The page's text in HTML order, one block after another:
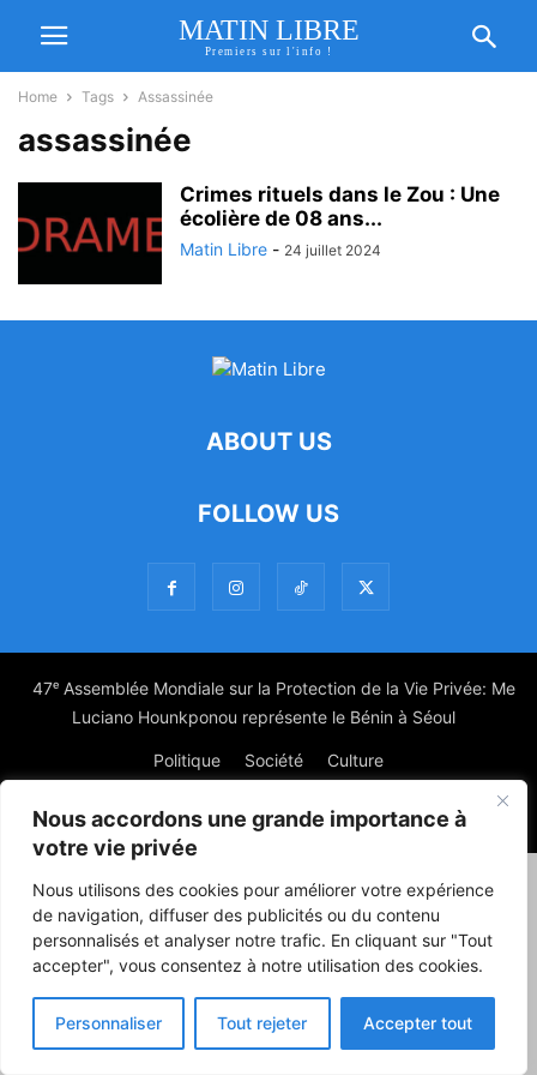
Nous accordons une grande importance à
votre vie privée
Nous utilisons des cookies pour améliorer votre expérience
de navigation, diffuser des publicités ou du contenu
personnalisés et analyser notre trafic. En cliquant sur "Tout
accepter", vous consentez à notre utilisation des cookies.
Personnaliser Tout rejeter Accepter tout
MATIN LIBRE
Premiers sur l'info !
Home Tags Assassinée
assassinée
Crimes rituels dans le Zou : Une
écolière de 08 ans...
Matin Libre - 24 juillet 2024
ABOUT US
FOLLOW US
47ᵉ Assemblée Mondiale sur la Protection de la Vie Privée: Me
Luciano Hounkponou représente le Bénin à Séoul
Politique Société Culture
© Powered by digitXplus Francophone